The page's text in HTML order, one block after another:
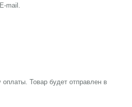
mail .
Товар будет отправлен в